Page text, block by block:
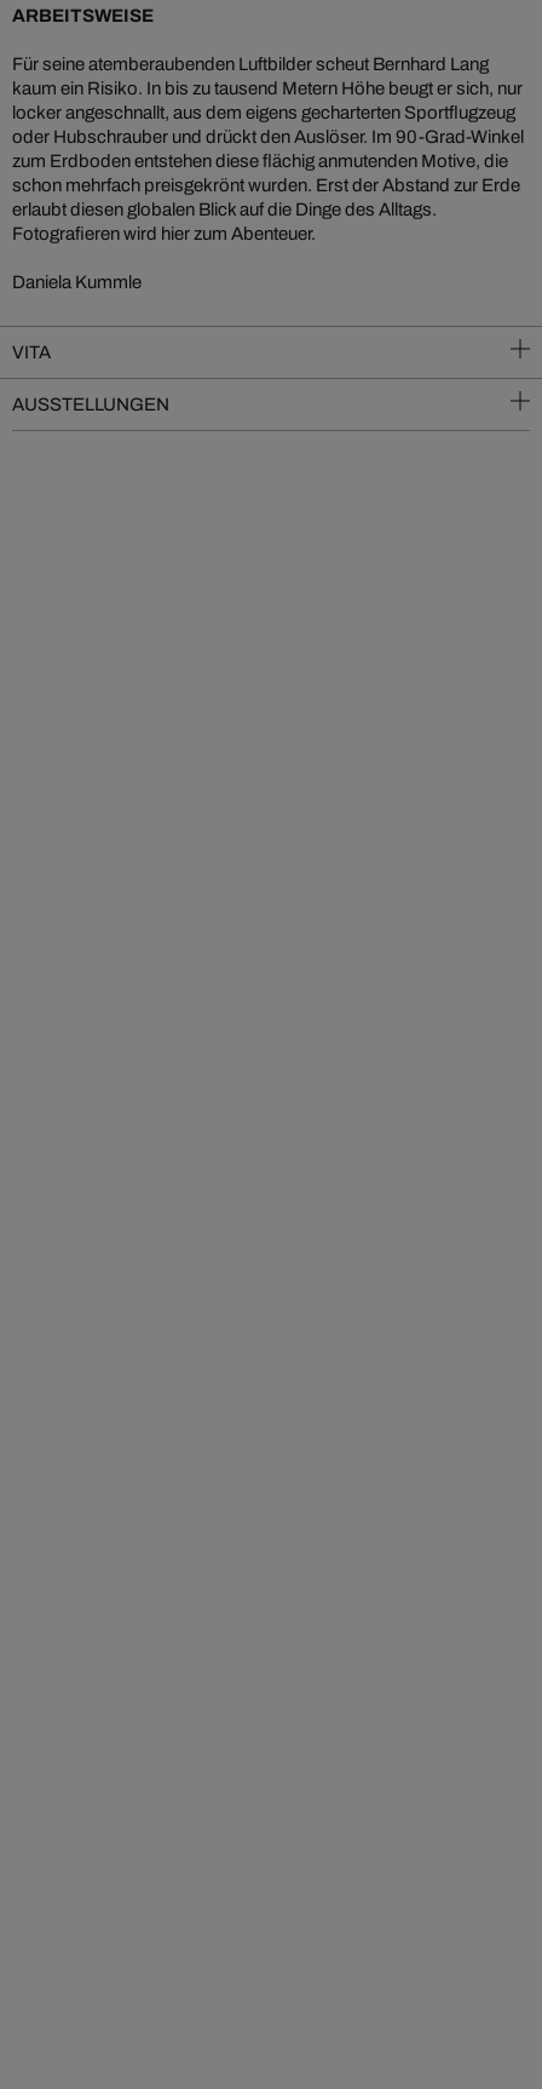
ARBEITSWEISE
Für seine atemberaubenden Luftbilder scheut Bernhard Lang
kaum ein Risiko. In bis zu tausend Metern Höhe beugt er sich, nur
locker angeschnallt, aus dem eigens gecharterten Sportflugzeug
oder Hubschrauber und drückt den Auslöser. Im 90-Grad-Winkel
zum Erdboden entstehen diese flächig anmutenden Motive, die
schon mehrfach preisgekrönt wurden. Erst der Abstand zur Erde
erlaubt diesen globalen Blick auf die Dinge des Alltags.
Fotografieren wird hier zum Abenteuer.
Daniela Kummle
VITA
AUSSTELLUNGEN